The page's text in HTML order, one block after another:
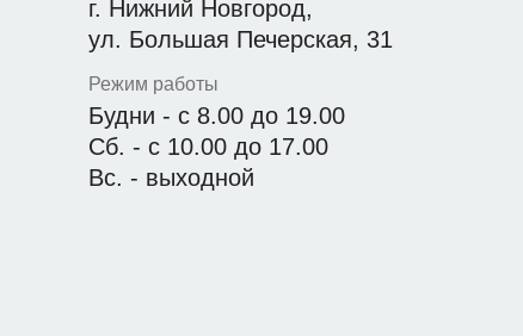
г. Нижний Новгород,
ул. Большая Печерская, 31
Режим работы
Будни - с 8.00 до 19.00
Сб. - с 10.00 до 17.00
Вс. - выходной